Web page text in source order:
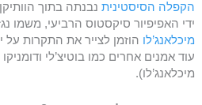
הקפלה הסיסטינית
ידי האפיפיור סיקסטוס הרביעי, משמו
מיכלאנג’לו הוזמן לצייר את התקרות על
עוד אמנים אחרים כמו בוטיצ’לי
מיכלאנג’לו).